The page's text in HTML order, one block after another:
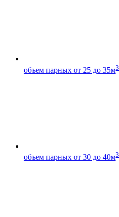
объем парных от 25 до 35м3
объем парных от 30 до 40м3